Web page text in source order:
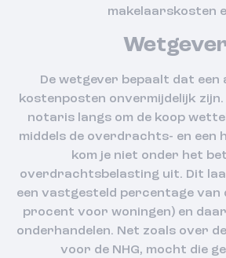
makelaarskosten
De wetgever bepaalt dat een
kostenposten onvermijdelijk zijn.
notaris langs om de koop
middels de overdrachts- en een
kom je niet onder het
overdrachtsbelasting uit. Dit
een vastgesteld percentage van
procent voor woningen) en
onderhandelen. Net zoals over
voor de NHG, mocht die